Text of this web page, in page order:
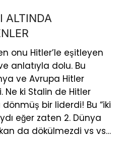
ALTINDA
onu Hitler’le eşitleyen
anlatıyla dolu. Bu
ve Avrupa Hitler
ki Stalin de Hitler
bir liderdi! Bu “iki
eğer zaten 2. Dünya
da dökülmezdi vs vs…